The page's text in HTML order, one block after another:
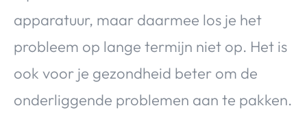
apparatuur, maar daarmee los je het
probleem op lange termijn niet op. Het is
ook voor je gezondheid beter om de
onderliggende problemen aan te pakken.